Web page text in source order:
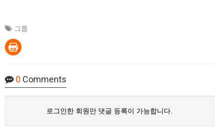
그룹
0 Comments
로그인한 회원만 댓글 등록이 가능합니다.